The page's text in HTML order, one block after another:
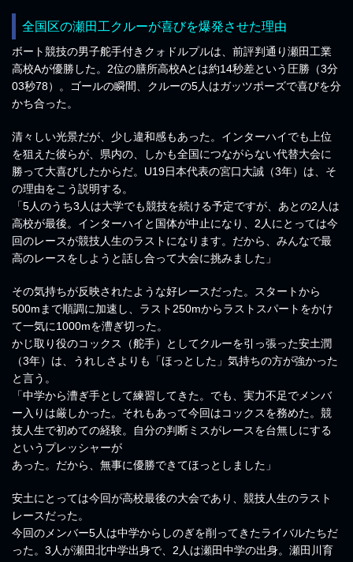
全国区の瀬田工クルーが喜びを爆発させた理由
ボート競技の男子舵手付きクォドルプルは、前評判通り瀬田工業
高校Aが優勝した。2位の膳所高校Aとは約14秒差という圧勝（3分
03秒78）。ゴールの瞬間、クルーの5人はガッツポーズで喜びを分
かち合った。
清々しい光景だが、少し違和感もあった。インターハイでも上位
を狙えた彼らが、県内の、しかも全国につながらない代替大会に
勝って大喜びしたからだ。U19日本代表の宮口大誠（3年）は、そ
の理由をこう説明する。
「5人のうち3人は大学でも競技を続ける予定ですが、あとの2人は
高校が最後。インターハイと国体が中止になり、2人にとっては今
回のレースが競技人生のラストになります。だから、みんなで最
高のレースをしようと話し合って大会に挑みました」
その気持ちが反映されたような好レースだった。スタートから
500mまで順調に加速し、ラスト250mからラストスパートをかけ
て一気に1000mを漕ぎ切った。
かじ取り役のコックス（舵手）としてクルーを引っ張った安土潤
（3年）は、うれしさよりも「ほっとした」気持ちの方が強かった
と言う。
「中学から漕ぎ手として練習してきた。でも、実力不足でメンバ
ー入りは厳しかった。それもあって今回はコックスを務めた。競
技人生で初めての経験。自分の判断ミスがレースを台無しにする
というプレッシャーが
あった。だから、無事に優勝できてほっとしました」
安土にとっては今回が高校最後の大会であり、競技人生のラスト
レースだった。
今回のメンバー5人は中学からしのぎを削ってきたライバルたちだ
った。3人が瀬田北中学出身で、2人は瀬田中学の出身。瀬田川育